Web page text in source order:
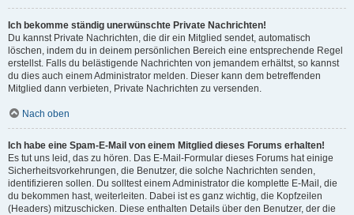
Ich bekomme ständig unerwünschte Private Nachrichten!
Du kannst Private Nachrichten, die dir ein Mitglied sendet, automatisch
löschen, indem du in deinem persönlichen Bereich eine entsprechende Regel
erstellst. Falls du belästigende Nachrichten von jemandem erhältst, so kannst
du dies auch einem Administrator melden. Dieser kann dem betreffenden
Mitglied dann verbieten, Private Nachrichten zu versenden.
Nach oben
Ich habe eine Spam-E-Mail von einem Mitglied dieses Forums erhalten!
Es tut uns leid, das zu hören. Das E-Mail-Formular dieses Forums hat einige
Sicherheitsvorkehrungen, die Benutzer, die solche Nachrichten senden,
identifizieren sollen. Du solltest einem Administrator die komplette E-Mail, die
du bekommen hast, weiterleiten. Dabei ist es ganz wichtig, die Kopfzeilen
(Headers) mitzuschicken. Diese enthalten Details über den Benutzer, der die